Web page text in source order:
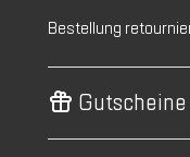
Bestellung
Gutscheine